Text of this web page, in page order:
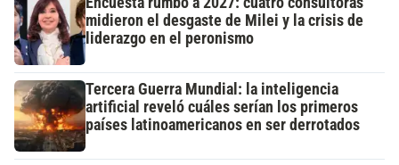
midieron el desgaste de Milei y la crisis de
liderazgo en el peronismo
Tercera Guerra Mundial: la inteligencia
artificial reveló cuáles serían los primeros
países latinoamericanos en ser derrotados